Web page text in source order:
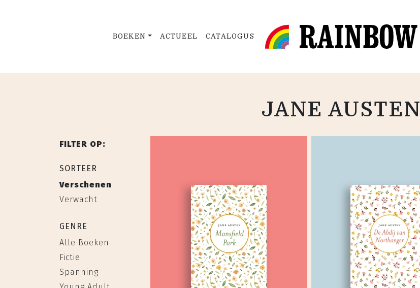
BOEKEN ACTUEEL CATALOGUS
JANE AUSTEN
FILTER OP:
SORTEER
Verschenen
Verwacht
GENRE
Alle Boeken
Fictie
Spanning